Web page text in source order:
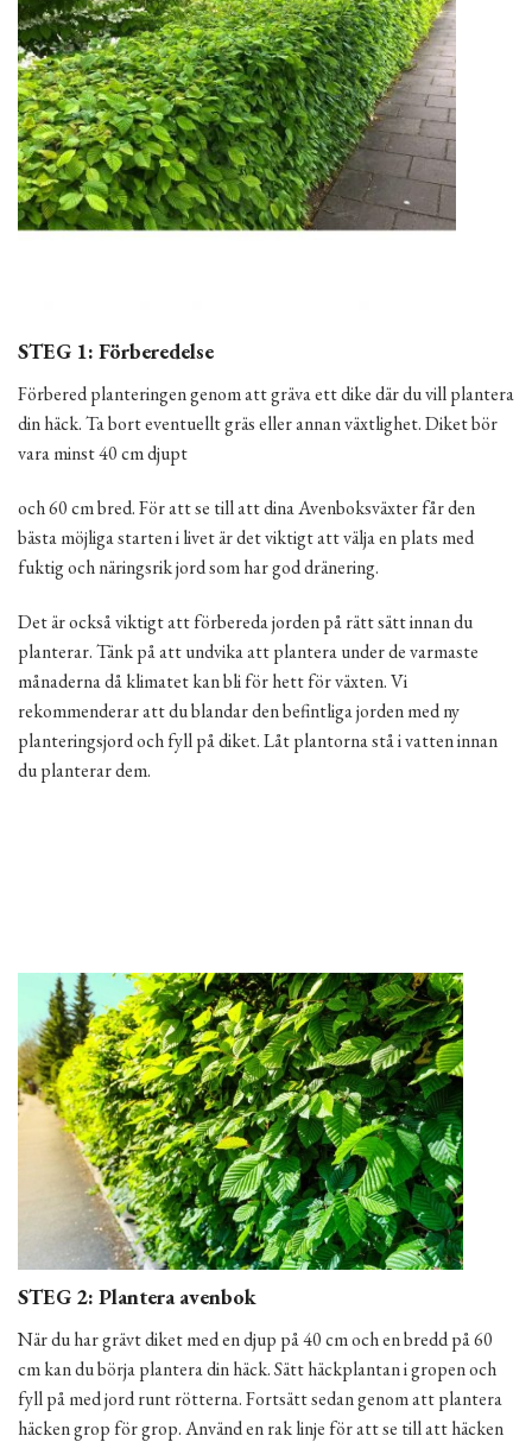
STEG 1: Förberedelse
Förbered planteringen genom att gräva ett dike där du vill plantera
din häck. Ta bort eventuellt gräs eller annan växtlighet. Diket bör
vara minst 40 cm djupt
och 60 cm bred. För att se till att dina Avenboksväxter får den
bästa möjliga starten i livet är det viktigt att välja en plats med
fuktig och näringsrik jord som har god dränering.
Det är också viktigt att förbereda jorden på rätt sätt innan du
planterar. Tänk på att undvika att plantera under de varmaste
månaderna då klimatet kan bli för hett för växten. Vi
rekommenderar att du blandar den befintliga jorden med ny
planteringsjord och fyll på diket. Låt plantorna stå i vatten innan
du planterar dem.
STEG 2: Plantera avenbok
När du har grävt diket med en djup på 40 cm och en bredd på 60
cm kan du börja plantera din häck. Sätt häckplantan i gropen och
fyll på med jord runt rötterna. Fortsätt sedan genom att plantera
häcken grop för grop. Använd en rak linje för att se till att häcken